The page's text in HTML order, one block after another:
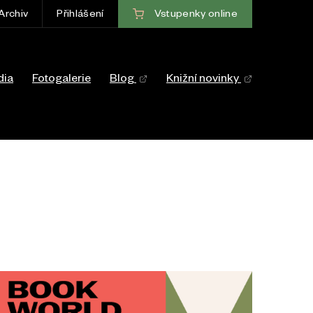
Přihlášení Vstupenky online
Fotogalerie Blog Knižní novinky